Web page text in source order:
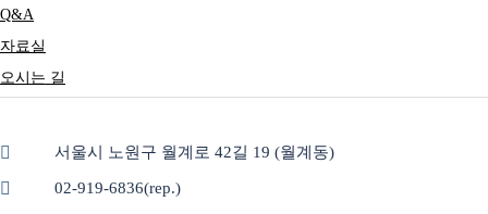
Q&A
자료실
오시는 길
서울시 노원구 월계로 42길 19 (월계동)
02-919-6836(rep.)